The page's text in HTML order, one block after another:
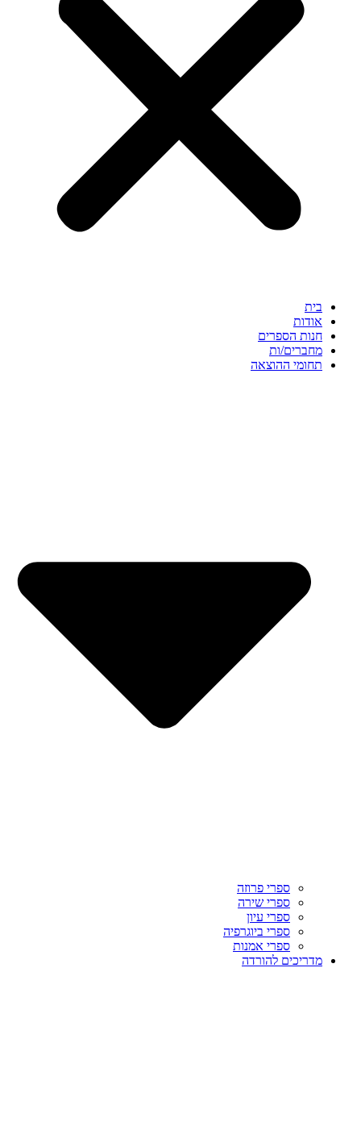
בית
אודות
חנות הספרים
מחברים/ות
תחומי ההוצאה
ספרי פרוזה
ספרי שירה
ספרי עיון
ספרי ביוגרפיה
ספרי אמנות
מדריכים להורדה